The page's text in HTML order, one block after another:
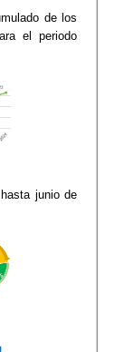
de los
el periodo
junio de